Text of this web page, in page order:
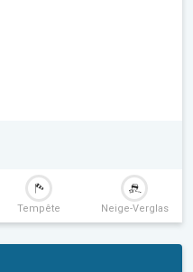
Tempête Neige-Verglas